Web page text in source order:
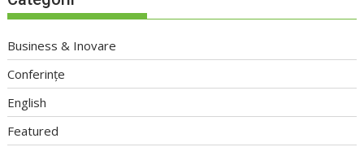
Business & Inovare
Conferințe
English
Featured